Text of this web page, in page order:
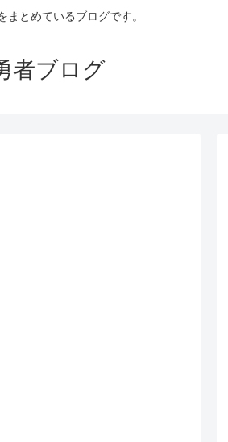
まとめているブログです。
者ブログ